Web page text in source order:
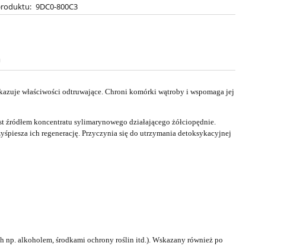
9DC0-800C3
właściwości odtruwające. Chroni komórki wątroby i wspomaga jej
koncentratu sylimarynowego działającego żółciopędnie.
ich regenerację. Przyczynia się do utrzymania detoksykacyjnej
np. alkoholem, środkami ochrony roślin itd.). Wskazany również po